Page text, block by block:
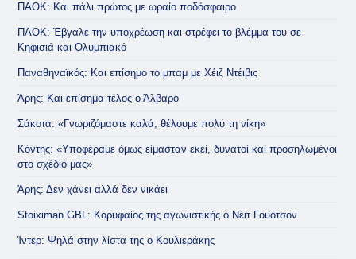
ΠΑΟΚ: Και πάλι πρώτος με ωραίο ποδόσφαιρο
ΠΑΟΚ: Έβγαλε την υποχρέωση και στρέφει το βλέμμα του σε
Κηφισιά και Ολυμπιακό
Παναθηναϊκός: Και επίσημο το μπαμ με Χέιζ Ντέιβις
Άρης: Και επίσημα τέλος ο Άλβαρο
Σάκοτα: «Γνωριζόμαστε καλά, θέλουμε πολύ τη νίκη»
Κόντης: «Υποφέραμε όμως είμασταν εκεί, δυνατοί και προσηλωμένοι
στο σχέδιό μας»
Άρης: Δεν χάνει αλλά δεν νικάει
Stoiximan GBL: Κορυφαίος της αγωνιστικής ο Νέιτ Γουότσον
Ίντερ: Ψηλά στην λίστα της ο Κουλιεράκης